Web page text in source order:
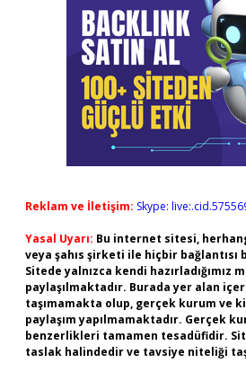
Reklam ve İletişim: Skype:
Yasal Uyarı: Bu internet sitesi,
veya şahıs şirketi ile hiçbir bağlantısı
Sitede yalnızca kendi hazırladığımız
paylaşılmaktadır. Burada yer alan
taşımamakta olup, gerçek kurum ve
paylaşım yapılmamaktadır. Gerçek
benzerlikleri tamamen tesadüfidir.
taslak halindedir ve tavsiye niteliği